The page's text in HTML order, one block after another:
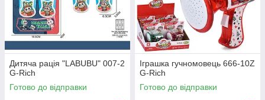
Дитяча рація "LABUBU" 007-2
G-Rich
Готово до відправки
Іграшка гучномовець 666-10Z
G-Rich
Готово до відправки